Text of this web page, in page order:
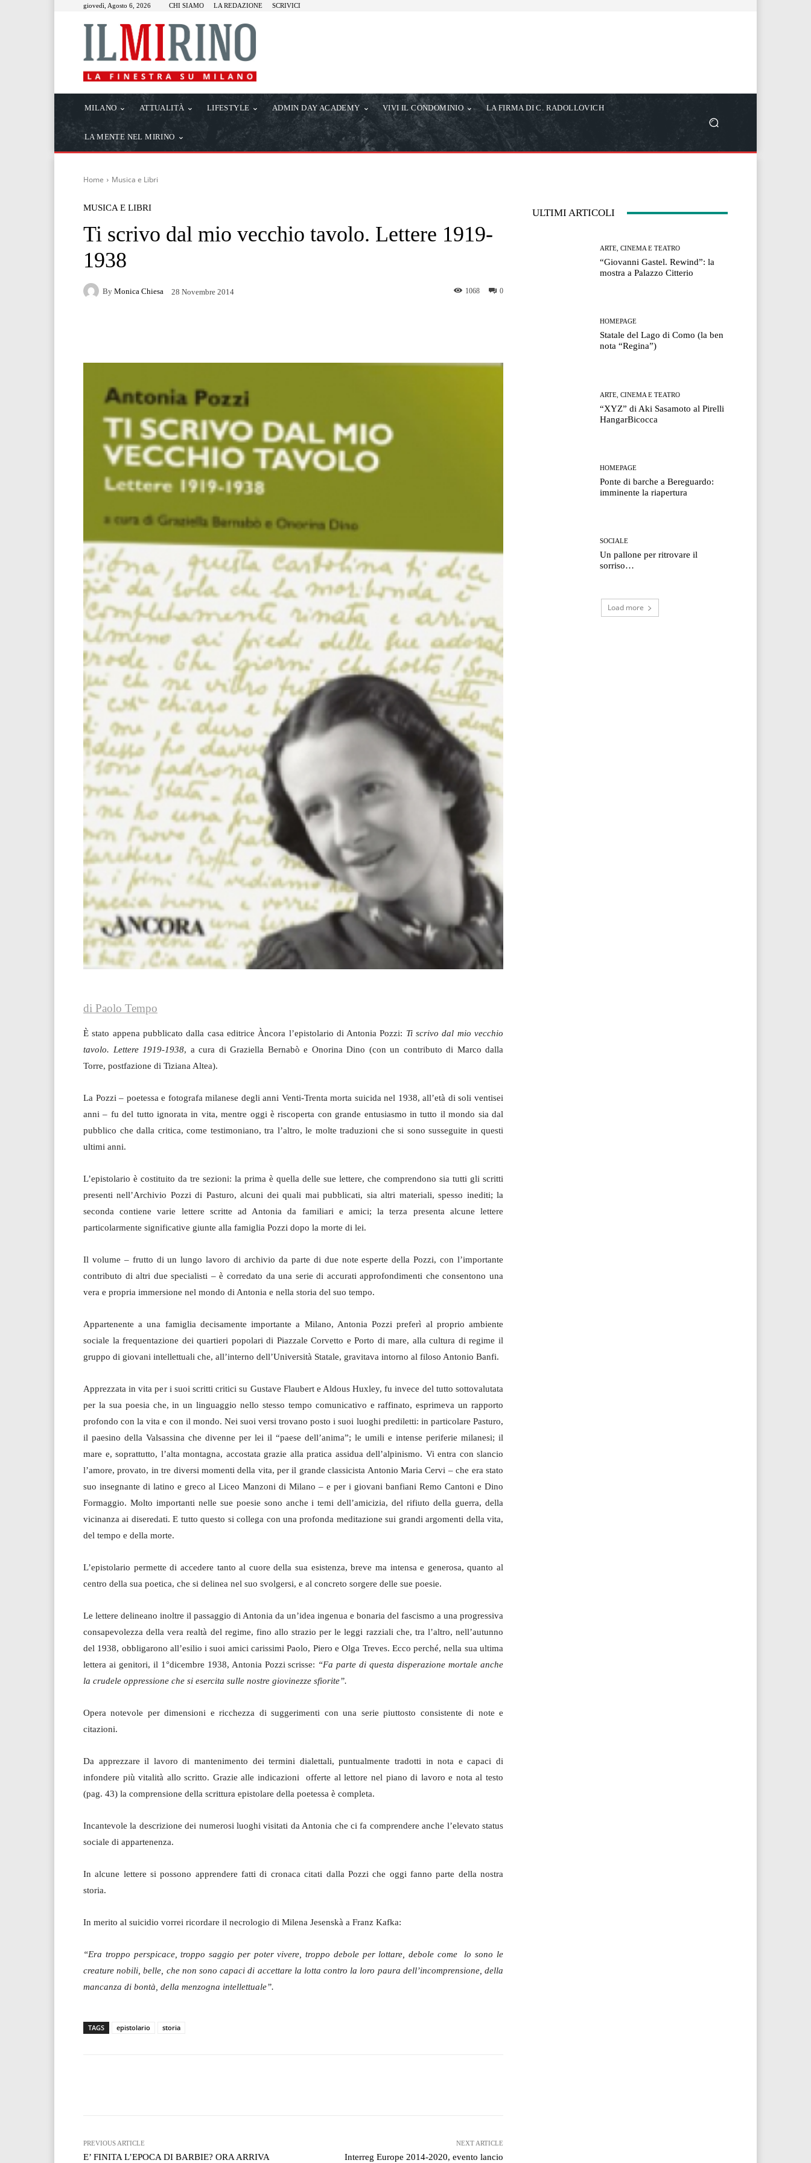
giovedì, Agosto 6, 2026 CHI SIAMO LA REDAZIONE SCRIVICI
MILANO ATTUALITÀ LIFESTYLE ADMIN DAY ACADEMY VIVI IL CONDOMINIO LA FIRMA DI C. RADOLLOVICH
LA MENTE NEL MIRINO
Home Musica e Libri
MUSICA E LIBRI
Ti scrivo dal mio vecchio tavolo. Lettere 1919-
1938
By Monica Chiesa 28 Novembre 2014 0
1068
di Paolo Tempo
È stato appena pubblicato dalla casa editrice Àncora l’epistolario di Antonia Pozzi: Ti scrivo dal mio vecchio
tavolo. Lettere 1919-1938, a cura di Graziella Bernabò e Onorina Dino (con un contributo di Marco dalla
Torre, postfazione di Tiziana Altea).
La Pozzi – poetessa e fotografa milanese degli anni Venti-Trenta morta suicida nel 1938, all’età di soli ventisei
anni – fu del tutto ignorata in vita, mentre oggi è riscoperta con grande entusiasmo in tutto il mondo sia dal
pubblico che dalla critica, come testimoniano, tra l’altro, le molte traduzioni che si sono susseguite in questi
ultimi anni.
L’epistolario è costituito da tre sezioni: la prima è quella delle sue lettere, che comprendono sia tutti gli scritti
presenti nell’Archivio Pozzi di Pasturo, alcuni dei quali mai pubblicati, sia altri materiali, spesso inediti; la
seconda contiene varie lettere scritte ad Antonia da familiari e amici; la terza presenta alcune lettere
particolarmente significative giunte alla famiglia Pozzi dopo la morte di lei.
Il volume – frutto di un lungo lavoro di archivio da parte di due note esperte della Pozzi, con l’importante
contributo di altri due specialisti – è corredato da una serie di accurati approfondimenti che consentono una
vera e propria immersione nel mondo di Antonia e nella storia del suo tempo.
Appartenente a una famiglia decisamente importante a Milano, Antonia Pozzi preferì al proprio ambiente
sociale la frequentazione dei quartieri popolari di Piazzale Corvetto e Porto di mare, alla cultura di regime il
gruppo di giovani intellettuali che, all’interno dell’Università Statale, gravitava intorno al filoso Antonio Banfi.
Apprezzata in vita per i suoi scritti critici su Gustave Flaubert e Aldous Huxley, fu invece del tutto sottovalutata
per la sua poesia che, in un linguaggio nello stesso tempo comunicativo e raffinato, esprimeva un rapporto
profondo con la vita e con il mondo. Nei suoi versi trovano posto i suoi luoghi prediletti: in particolare Pasturo,
il paesino della Valsassina che divenne per lei il “paese dell’anima”; le umili e intense periferie milanesi; il
mare e, soprattutto, l’alta montagna, accostata grazie alla pratica assidua dell’alpinismo. Vi entra con slancio
l’amore, provato, in tre diversi momenti della vita, per il grande classicista Antonio Maria Cervi – che era stato
suo insegnante di latino e greco al Liceo Manzoni di Milano – e per i giovani banfiani Remo Cantoni e Dino
Formaggio. Molto importanti nelle sue poesie sono anche i temi dell’amicizia, del rifiuto della guerra, della
vicinanza ai diseredati. E tutto questo si collega con una profonda meditazione sui grandi argomenti della vita,
del tempo e della morte.
L’epistolario permette di accedere tanto al cuore della sua esistenza, breve ma intensa e generosa, quanto al
centro della sua poetica, che si delinea nel suo svolgersi, e al concreto sorgere delle sue poesie.
Le lettere delineano inoltre il passaggio di Antonia da un’idea ingenua e bonaria del fascismo a una progressiva
consapevolezza della vera realtà del regime, fino allo strazio per le leggi razziali che, tra l’altro, nell’autunno
del 1938, obbligarono all’esilio i suoi amici carissimi Paolo, Piero e Olga Treves. Ecco perché, nella sua ultima
lettera ai genitori, il 1°dicembre 1938, Antonia Pozzi scrisse: “Fa parte di questa disperazione mortale anche
la crudele oppressione che si esercita sulle nostre giovinezze sfiorite”.
Opera notevole per dimensioni e ricchezza di suggerimenti con una serie piuttosto consistente di note e
citazioni.
Da apprezzare il lavoro di mantenimento dei termini dialettali, puntualmente tradotti in nota e capaci di
infondere più vitalità allo scritto. Grazie alle indicazioni offerte al lettore nel piano di lavoro e nota al testo
(pag. 43) la comprensione della scrittura epistolare della poetessa è completa.
Incantevole la descrizione dei numerosi luoghi visitati da Antonia che ci fa comprendere anche l’elevato status
sociale di appartenenza.
In alcune lettere si possono apprendere fatti di cronaca citati dalla Pozzi che oggi fanno parte della nostra
storia.
In merito al suicidio vorrei ricordare il necrologio di Milena Jesenskà a Franz Kafka:
“Era troppo perspicace, troppo saggio per poter vivere, troppo debole per lottare, debole come lo sono le
creature nobili, belle, che non sono capaci di accettare la lotta contro la loro paura dell’incomprensione, della
mancanza di bontà, della menzogna intellettuale”.
TAGS epistolario storia
PREVIOUS ARTICLE
E’ FINITA L’EPOCA DI BARBIE? ORA ARRIVA
NEXT ARTICLE
Interreg Europe 2014-2020, evento lancio
ULTIMI ARTICOLI
ARTE, CINEMA E TEATRO
“Giovanni Gastel. Rewind”: la
mostra a Palazzo Citterio
HOMEPAGE
Statale del Lago di Como (la ben
nota “Regina”)
ARTE, CINEMA E TEATRO
“XYZ” di Aki Sasamoto al Pirelli
HangarBicocca
HOMEPAGE
Ponte di barche a Bereguardo:
imminente la riapertura
SOCIALE
Un pallone per ritrovare il
sorriso…
Load more